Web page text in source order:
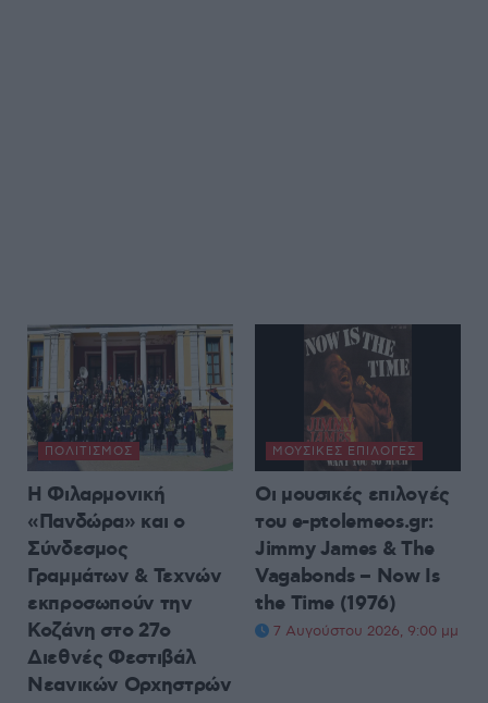
ΠΟΛΙΤΙΣΜΌΣ
Η Φιλαρμονική
«Πανδώρα» και ο
Σύνδεσμος
Γραμμάτων & Τεχνών
εκπροσωπούν την
Κοζάνη στο 27ο
Διεθνές Φεστιβάλ
Νεανικών Ορχηστρών
ΜΟΥΣΙΚΈΣ ΕΠΙΛΟΓΈΣ
Οι μουσικές επιλογές
του e-ptolemeos.gr:
Jimmy James & The
Vagabonds – Now Is
the Time (1976)
7 Αυγούστου 2026, 9:00 μμ